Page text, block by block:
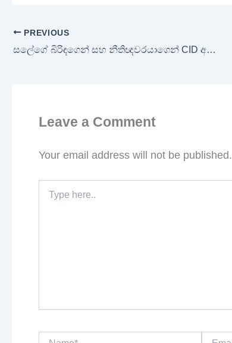
PREVIOUS
සලේගේ බිරිඳගෙන් සහ නීතිඥවරයාගෙන් CID අධ්‍යක්ෂ වෙත ලිපි දෙකක්!
Leave a Comment
Your email address will not be published.
here..
Name* Email*